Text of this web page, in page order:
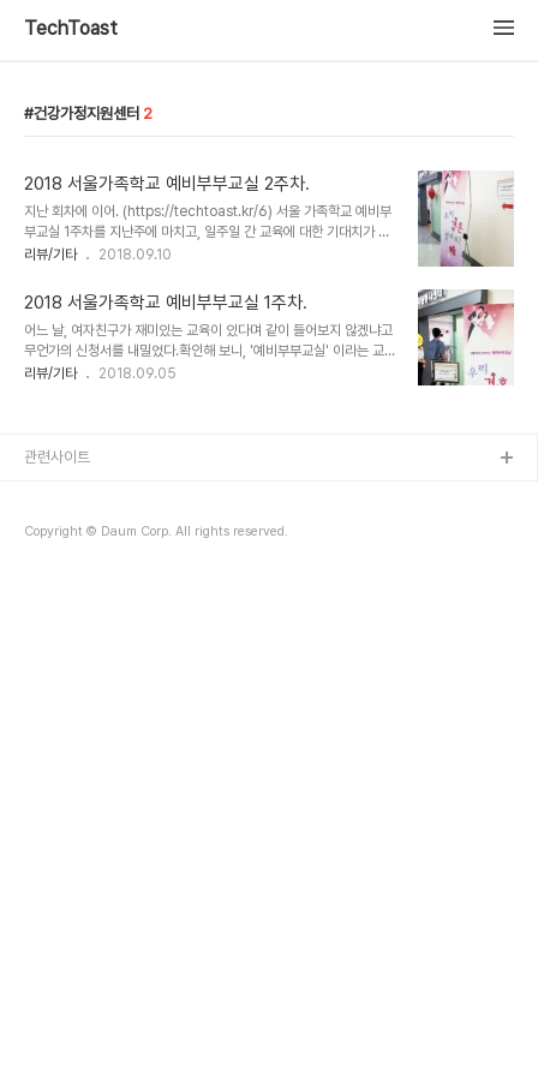
TechToast
건강가정지원센터 2
2018 서울가족학교 예비부부교실 2주차.
지난 회차에 이어. (https://techtoast.kr/6) 서울 가족학교 예비부
부교실 1주차를 지난주에 마치고, 일주일 간 교육에 대한 기대치가 많
이 올랐다. 처음 갔을 때의 기대가 그렇게 높지 않았던 영향이었는지,
는 모르겠지만, 이 교육에 대한 이야기를 주중에 조곤조곤 많이 이야기
했던 것 같다. 서로 간에 몰랐던 '성격', '차이' 라는 부분에 대해 한걸음
더 배울 수 있는 좋은 계기가 되었었고, 분명히 앞으로 조만간 부부를
이루려고 하는 우리의 입장에서는 그런 부분에 대해 목마른 점이 있었
던 것 같다. 일주일 전에 주어진 숙제, '편지 쓰기' 와 '선물 준비' 를 우
리뷰/기타 2018.09.10
2018 서울가족학교 예비부부교실 1주차.
어느 날, 여자친구가 재미있는 교육이 있다며 같이 들어보지 않겠냐고
무언가의 신청서를 내밀었다.확인해 보니, '예비부부교실' 이라는 교육
이었다. 예비 부부들에게 필요한 전반적인 내용을 가르치는 좋은 내용
게 되었다고 생각하지 않았다. 서로에 대해서, 분명히 더 알 필요가 있
다.https://www.familynet.or.kr/fn_areacenter/prog..
리뷰/기타 2018.09.05
Copyright © Daum Corp. All rights reserved.
관련사이트